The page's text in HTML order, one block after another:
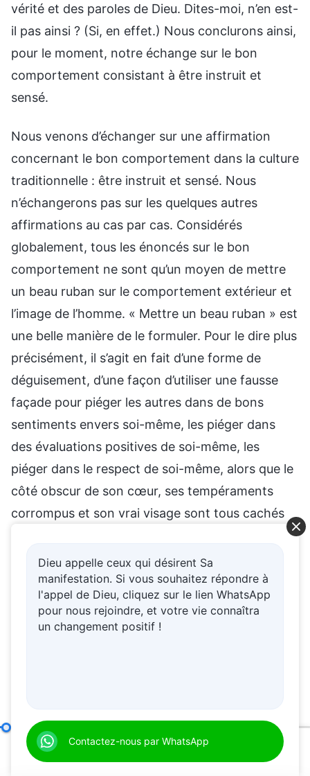
vérité et des paroles de Dieu. Dites-moi, n’en est-
il pas ainsi ? (Si, en effet.) Nous conclurons ainsi,
pour le moment, notre échange sur le bon
comportement consistant à être instruit et
sensé.
Nous venons d’échanger sur une affirmation
concernant le bon comportement dans la culture
traditionnelle : être instruit et sensé. Nous
n’échangerons pas sur les quelques autres
affirmations au cas par cas. Considérés
globalement, tous les énoncés sur le bon
comportement ne sont qu’un moyen de mettre
un beau ruban sur le comportement extérieur et
l’image de l’homme. « Mettre un beau ruban » est
une belle manière de le formuler. Pour le dire plus
précisément, il s’agit en fait d’une forme de
déguisement, d’une façon d’utiliser une fausse
façade pour piéger les autres dans de bons
sentiments envers soi-même, les piéger dans
des évaluations positives de soi-même, les
piéger dans le respect de soi-même, alors que le
côté obscur de son cœur, ses tempéraments
corrompus et son vrai visage sont tous cachés
et joliment emballés. Nous pouvons aussi le dire
ainsi : ce qui se cache derrière l’auréole de ces
bons comportements, c’est le vrai visage
corrompu de chaque membre de l’humanité
corrompue. Ce qui est caché, c’est chaque
importe que le comportement apparent d’une
personne soit instruit et sensé, ou doux et
Dieu appelle ceux qui désirent Sa
manifestation. Si vous souhaitez répondre à
l'appel de Dieu, cliquez sur le lien WhatsApp
pour nous rejoindre, et votre vie connaîtra
un changement positif !
Contactez-nous par WhatsApp